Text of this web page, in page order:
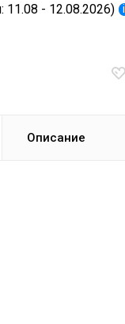
11.08 - 12.08.2026) i
Описание